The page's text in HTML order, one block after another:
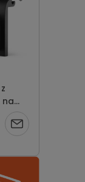
Powiadom
dostępności